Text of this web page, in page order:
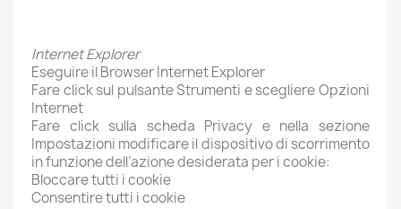
Internet Explorer
Eseguire il Browser Internet Explorer
Fare click sul pulsante Strumenti e scegliere Opzioni
Internet
Fare click sulla scheda Privacy e nella sezione
Impostazioni modificare il dispositivo di scorrimento
in funzione dell’azione desiderata per i cookie:
Bloccare tutti i cookie
Consentire tutti i cookie